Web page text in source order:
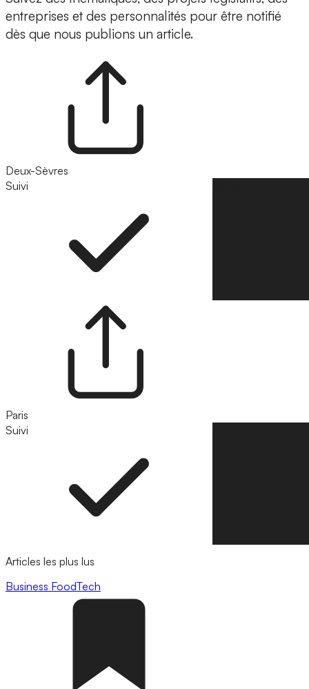
entreprises et des personnalités pour être notifié
dès que nous publions un article.
Deux-Sèvres
Suivi
Paris
Suivi
Articles les plus lus
Business FoodTech